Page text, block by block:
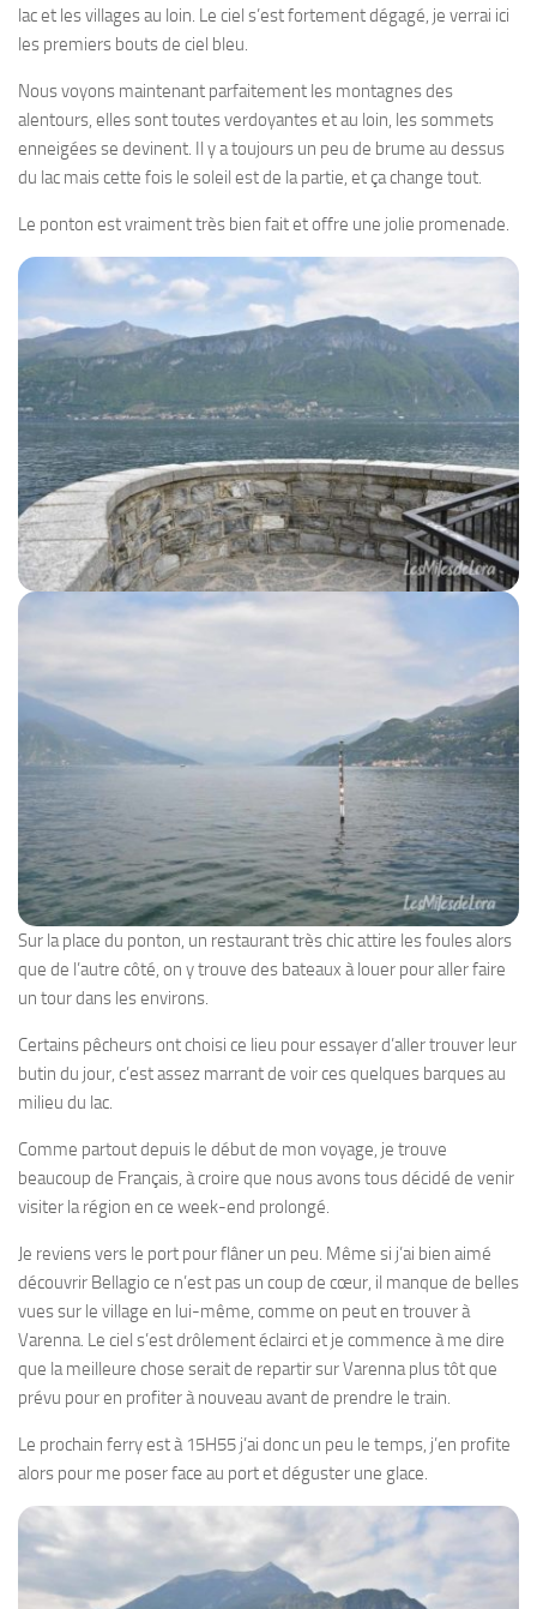
lac et les villages au loin. Le ciel s’est fortement dégagé, je verrai ici
les premiers bouts de ciel bleu.
Nous voyons maintenant parfaitement les montagnes des
alentours, elles sont toutes verdoyantes et au loin, les sommets
enneigées se devinent. Il y a toujours un peu de brume au dessus
du lac mais cette fois le soleil est de la partie, et ça change tout.
Le ponton est vraiment très bien fait et offre une jolie promenade.
Sur la place du ponton, un restaurant très chic attire les foules alors
que de l’autre côté, on y trouve des bateaux à louer pour aller faire
un tour dans les environs.
Certains pêcheurs ont choisi ce lieu pour essayer d’aller trouver leur
butin du jour, c’est assez marrant de voir ces quelques barques au
milieu du lac.
Comme partout depuis le début de mon voyage, je trouve
beaucoup de Français, à croire que nous avons tous décidé de venir
visiter la région en ce week-end prolongé.
Je reviens vers le port pour flâner un peu. Même si j’ai bien aimé
découvrir Bellagio ce n’est pas un coup de cœur, il manque de belles
vues sur le village en lui-même, comme on peut en trouver à
Varenna. Le ciel s’est drôlement éclairci et je commence à me dire
que la meilleure chose serait de repartir sur Varenna plus tôt que
prévu pour en profiter à nouveau avant de prendre le train.
Le prochain ferry est à 15H55 j’ai donc un peu le temps, j’en profite
alors pour me poser face au port et déguster une glace.